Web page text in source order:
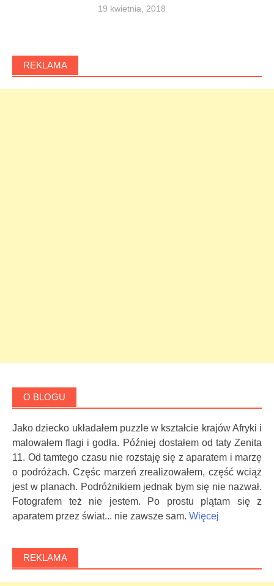
19 kwietnia, 2018
REKLAMA
O BLOGU
Jako dziecko układałem puzzle w kształcie krajów Afryki i
malowałem flagi i godła. Później dostałem od taty Zenita
11. Od tamtego czasu nie rozstaję się z aparatem i marzę
o podróżach. Częśc marzeń zrealizowałem, część wciąż
jest w planach. Podróżnikiem jednak bym się nie nazwał.
Fotografem też nie jestem. Po prostu plątam się z
aparatem przez świat... nie zawsze sam. Więcej
REKLAMA